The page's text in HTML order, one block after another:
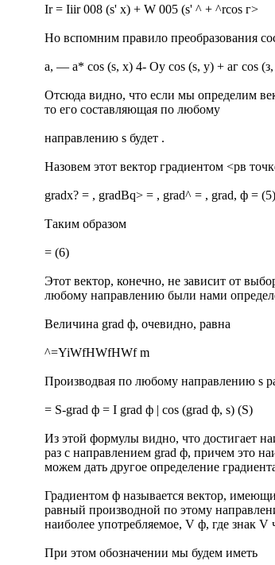
Ir = Iiir 008 (s' х) + W 005 (s' ^ + ^rcos г>
Но вспомним правило преобразования
а, — a* cos (s, х) 4- Oy cos (s, у) + аг cos
Отсюда видно, что если мы определим
то его составляющая по любому
направлению s будет .
Назовем этот вектор градиентом <рв
gradx? = , gradBq> = , grad^ = , grad, ф = (5)
Таким образом
= (6)
Этот вектор, конечно, не зависит от
любому направлению были нами
Величина grad ф, очевидно, равна
^=YiWfHWfHWf m
Производвая по любому направлению s
= S-grad ф = I grad ф | cos (grad ф, s) (S)
Из этой формулы видно, что достигает
раз с направлением grad ф, причем это
можем дать другое определение
Градиентом ф называется вектор,
равный производной по этому
наиболее употребляемое, V ф, где знак V
При этом обозначении мы будем иметь